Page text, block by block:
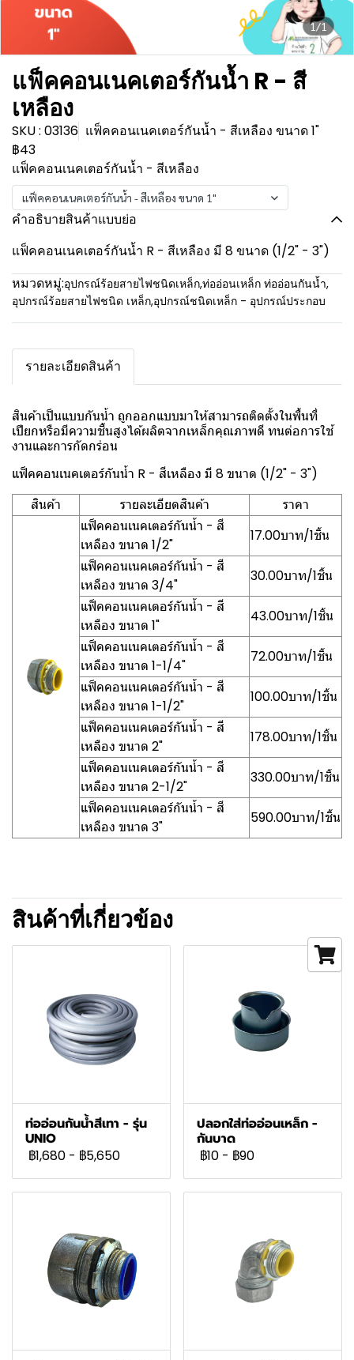
1/1
แฟ็คคอนเนคเตอร์กันน้ำ R - สี
เหลือง
SKU : 03136 แฟ็คคอนเนคเตอร์กันน้ำ - สีเหลือง ขนาด 1"
฿43
แฟ็คคอนเนคเตอร์กันน้ำ - สีเหลือง
แฟ็คคอนเนคเตอร์กันน้ำ - สีเหลือง ขนาด 1"
คำอธิบายสินค้าแบบย่อ
แฟ็คคอนเนคเตอร์กันน้ำ R - สีเหลือง มี 8 ขนาด (1/2" - 3")
หมวดหมู่:อุปกรณ์ร้อยสายไฟชนิดเหล็ก,ท่ออ่อนเหล็ก ท่ออ่อนกันน้ำ,
อุปกรณ์ร้อยสายไฟชนิด เหล็ก,อุปกรณ์ชนิดเหล็ก - อุปกรณ์ประกอบ
รายละเอียดสินค้า
สินค้าเป็นแบบกันน้ำ ถูกออกแบบมาให้สามารถติดตั้งในพื้นที่
เปียกหรือมีความชื้นสูงได้ผลิตจากเหล็กคุณภาพดี ทนต่อการใช้
งานและการกัดกร่อน
แฟ็คคอนเนคเตอร์กันน้ำ R - สีเหลือง มี 8 ขนาด (1/2" - 3")
สินค้า
รายละเอียดสินค้า
ราคา
แฟ็คคอนเนคเตอร์กันน้ำ - สี
เหลือง ขนาด 1/2"
17.00บาท/1ชิ้น
แฟ็คคอนเนคเตอร์กันน้ำ - สี
เหลือง ขนาด 3/4"
30.00บาท/1ชิ้น
แฟ็คคอนเนคเตอร์กันน้ำ - สี
เหลือง ขนาด 1"
43.00บาท/1ชิ้น
แฟ็คคอนเนคเตอร์กันน้ำ - สี
เหลือง ขนาด 1-1/4"
72.00บาท/1ชิ้น
แฟ็คคอนเนคเตอร์กันน้ำ - สี
เหลือง ขนาด 1-1/2"
100.00บาท/1ชิ้น
แฟ็คคอนเนคเตอร์กันน้ำ - สี
เหลือง ขนาด 2"
178.00บาท/1ชิ้น
แฟ็คคอนเนคเตอร์กันน้ำ - สี
เหลือง ขนาด 2-1/2"
330.00บาท/1ชิ้น
แฟ็คคอนเนคเตอร์กันน้ำ - สี
เหลือง ขนาด 3"
590.00บาท/1ชิ้น
สินค้าที่เกี่ยวข้อง
ท่ออ่อนกันน้ำสีเทา - รุ่น
UNIO
฿1,680 - ฿5,650
ปลอกใส่ท่ออ่อนเหล็ก -
กันบาด
฿10 - ฿90